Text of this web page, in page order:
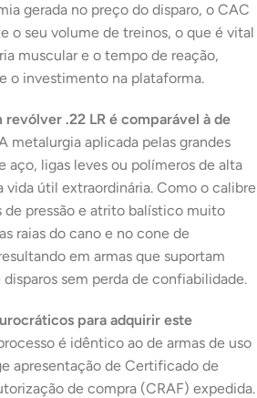
gerada no preço do disparo, o CAC
o seu volume de treinos, o que é vital
muscular e o tempo de reação,
o investimento na plataforma.
revólver .22 LR é comparável à de
metalurgia aplicada pelas grandes
aço, ligas leves ou polímeros de alta
vida útil extraordinária. Como o calibre
de pressão e atrito balístico muito
raias do cano e no cone de
em armas que suportam
sem perda de confiabilidade.
para adquirir este
é idêntico ao de armas de uso
apresentação de Certificado de
de compra (CRAF) expedida.